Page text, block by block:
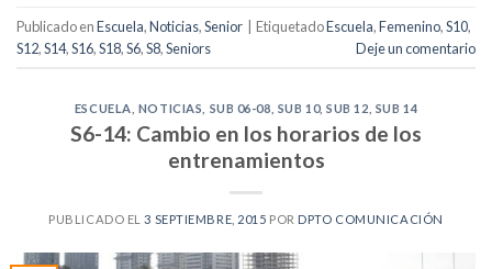
Publicado enEscuela,Noticias,Senior | EtiquetadoEscuela,Femenino,S10,
S12,S14,S16,S18,S6,S8,Seniors Deje un comentario
ESCUELA NOTICIAS SUB 06-08 SUB 10,SUB 12 SUB 14
S6-14: Cambio en los horarios de los
entrenamientos
PUBLICADO EL3 SEPTIEMBRE, 2015 POR DPTO COMUNICACIÓN